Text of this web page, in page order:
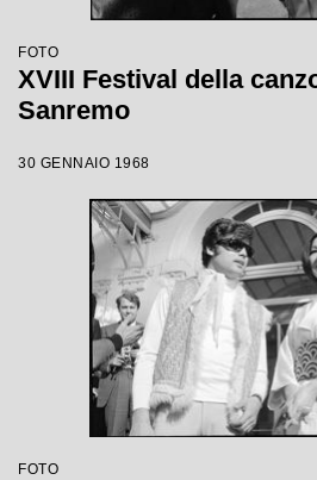
FOTO
XVIII Festival della
Sanremo
30 GENNAIO 1968
FOTO